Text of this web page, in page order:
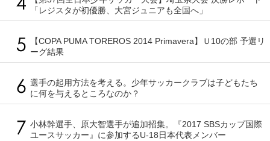
「レジスタが初優勝、大宮ジュニアも全国へ」
【COPA PUMA TOREROS 2014 Primavera】Ｕ10の部 予選リ
ーグ結果
選手の起用方法を考える。少年サッカークラブは子どもたち
に何を与えるところなのか？
小林幹選手、原大智選手が追加招集。『2017 SBSカップ国際
ユースサッカー』に参加するU-18日本代表メンバー